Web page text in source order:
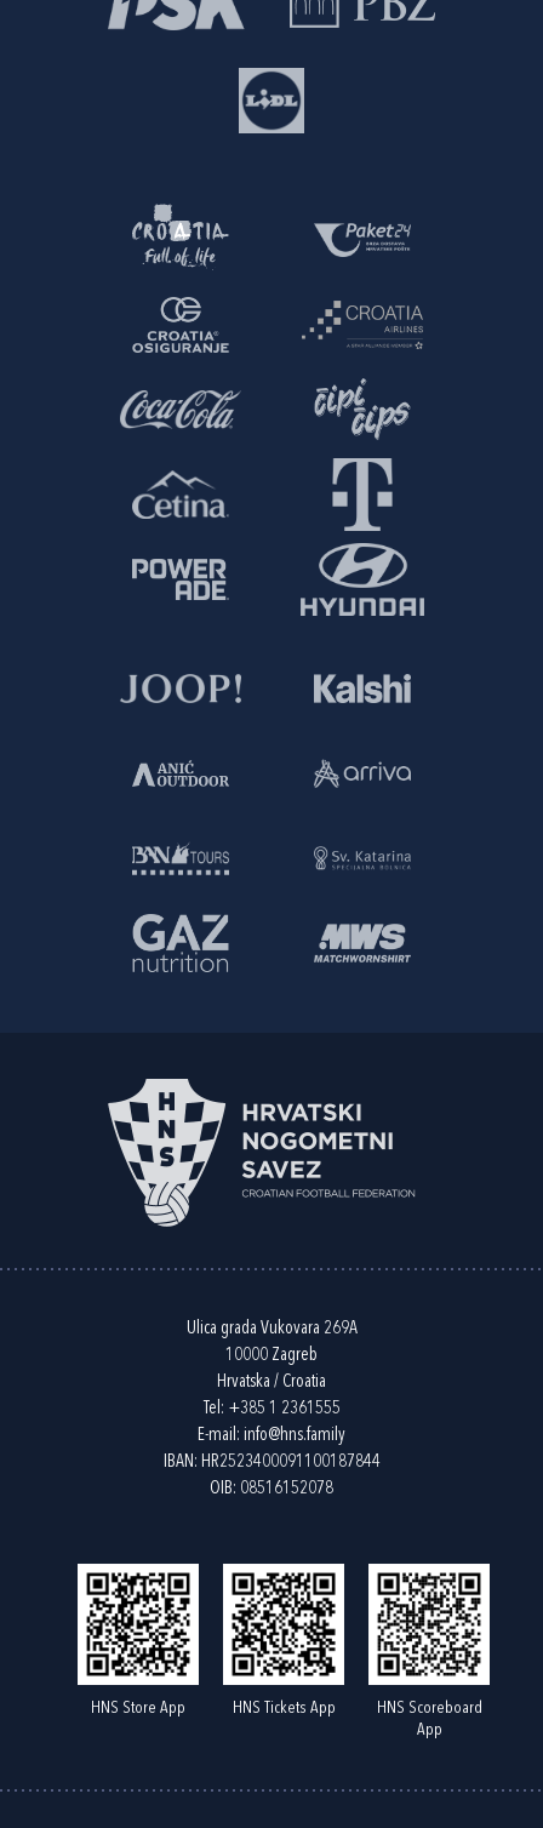
Ulica grada Vukovara 269A
10000 Zagreb
Hrvatska / Croatia
Tel: +385 1 2361555
E-mail: info@hns.family
IBAN: HR2523400091100187844
OIB: 08516152078
HNS Store App HNS Tickets App
HNS Scoreboard
App